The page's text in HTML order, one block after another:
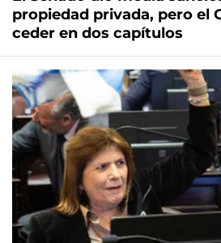
propiedad privada, pero el
ceder en dos capítulos